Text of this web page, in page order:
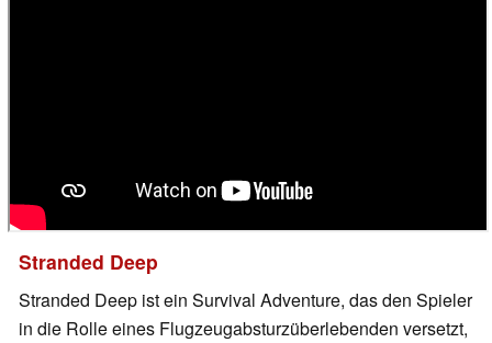
Stranded Deep
Stranded Deep ist ein Survival Adventure, das den Spieler
in die Rolle eines Flugzeugabsturzüberlebenden versetzt,